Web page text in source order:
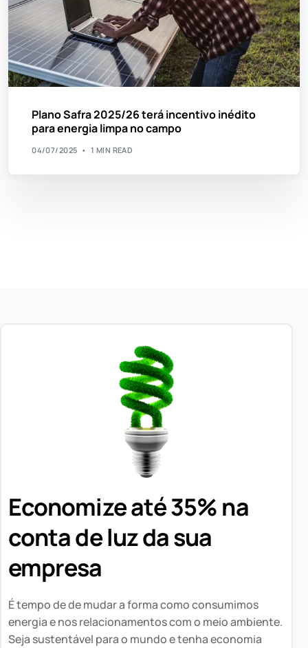
Plano Safra 2025/26 terá incentivo inédito
para energia limpa no campo
04/07/2025 1 MIN READ
Economize até 35% na
conta de luz da sua
empresa
É tempo de de mudar a forma como consumimos
energia e nos relacionamentos com o meio ambiente.
Seja sustentável para o mundo e tenha economia